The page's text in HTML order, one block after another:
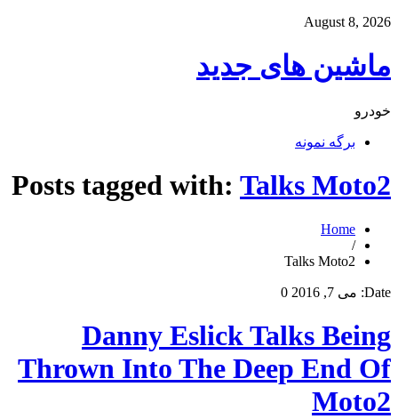
August 8, 2026
ماشین های جدید
خودرو
برگه نمونه
Posts tagged with: Talks Moto2
Home
/
Talks Moto2
Date: می 7, 2016 0
Danny Eslick Talks Being
Thrown Into The Deep End Of
Moto2